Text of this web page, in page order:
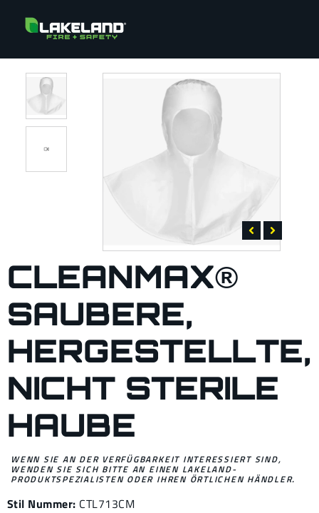
CLEANMAX®
SAUBERE,
HERGESTELLTE,
NICHT STERILE
HAUBE
WENN SIE AN DER VERFÜGBARKEIT INTERESSIERT SIND,
WENDEN SIE SICH BITTE AN EINEN LAKELAND-
PRODUKTSPEZIALISTEN ODER IHREN ÖRTLICHEN HÄNDLER.
Stil Nummer: CTL713CM